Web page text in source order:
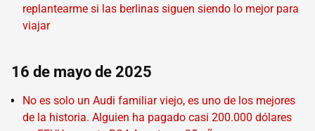
replantearme si las berlinas siguen siendo lo mejor para
viajar
16 de mayo de 2025
No es solo un Audi familiar viejo, es uno de los mejores
de la historia. Alguien ha pagado casi 200.000 dólares